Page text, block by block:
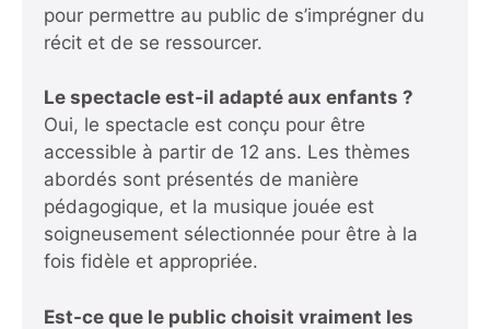
pour permettre au public de s’imprégner du
récit et de se ressourcer.
Le spectacle est-il adapté aux enfants ?
Oui, le spectacle est conçu pour être
accessible à partir de 12 ans. Les thèmes
abordés sont présentés de manière
pédagogique, et la musique jouée est
soigneusement sélectionnée pour être à la
fois fidèle et appropriée.
Est-ce que le public choisit vraiment les